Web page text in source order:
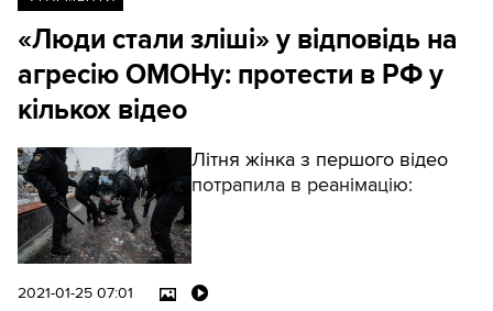
«Люди стали зліші» у відповідь на
агресію ОМОНу: протести в РФ у
кількох відео
Літня жінка з першого відео
потрапила в реанімацію:
2021-01-25 07:01